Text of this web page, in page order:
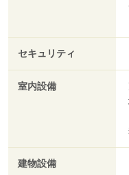
セキュリティ
室内設備
建物設備